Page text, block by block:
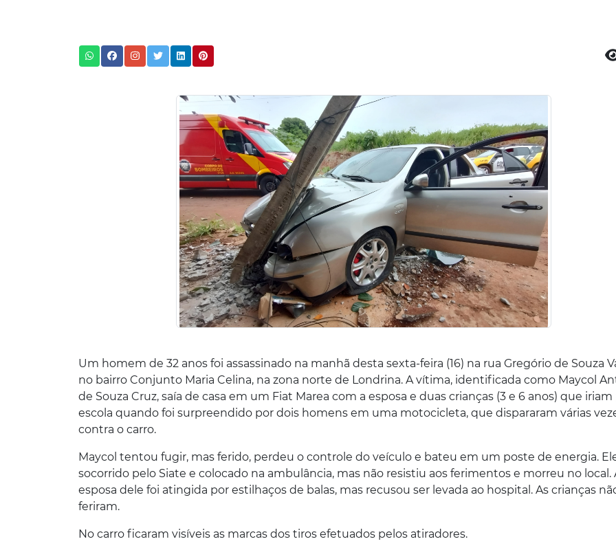
Um homem de 32 anos foi assassinado na manhã desta sexta-feira (16) na rua Gregório de Souza
no bairro Conjunto Maria Celina, na zona norte de Londrina. A vítima, identificada como Maycol
de Souza Cruz, saía de casa em um Fiat Marea com a esposa e duas crianças (3 e 6 anos) que iriam
escola quando foi surpreendido por dois homens em uma motocicleta, que dispararam várias
contra o carro.
Maycol tentou fugir, mas ferido, perdeu o controle do veículo e bateu em um poste de energia.
socorrido pelo Siate e colocado na ambulância, mas não resistiu aos ferimentos e morreu no local.
esposa dele foi atingida por estilhaços de balas, mas recusou ser levada ao hospital. As crianças
feriram.
No carro ficaram visíveis as marcas dos tiros efetuados pelos atiradores.